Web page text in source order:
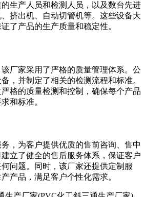
生产人员和检测人员，以及数台先进
挤出机、自动切管机等。这些设备大
了产品的生产质量和稳定性。
厂家采用了严格的质量管理体系。公
，并制定了相关的检测流程和标准。
格的质量检测和控制，确保每个产品
和标准。
，为客户提供优质的售前咨询、售中
立了健全的售后服务体系，保证客户
问题。同时，该厂家还提供定制服
产品，满足客户个性化需求。